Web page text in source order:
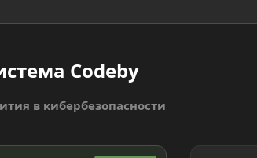
Codeby
в кибербезопасности